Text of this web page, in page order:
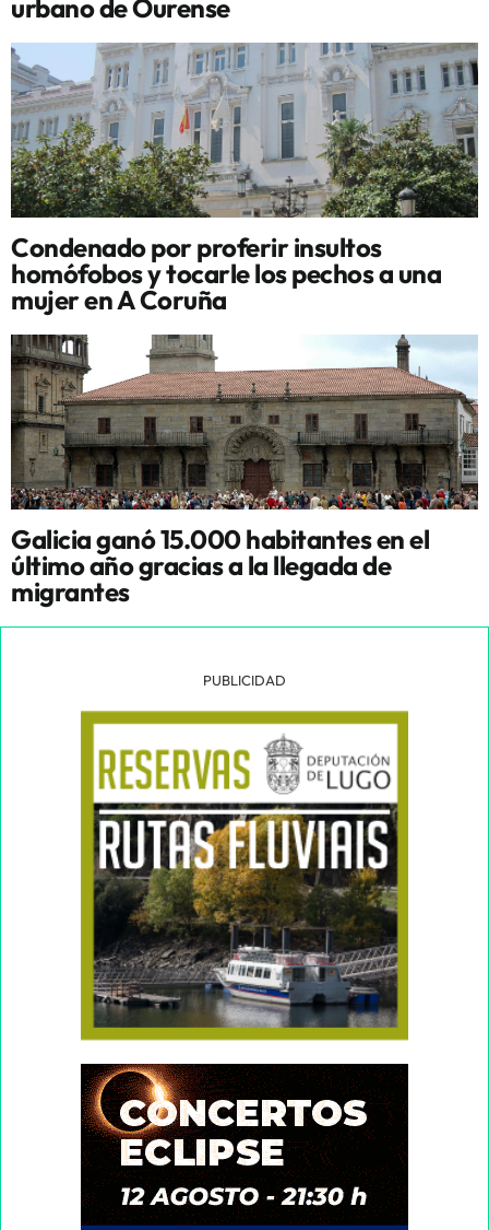
urbano de Ourense
Condenado por proferir insultos
homófobos y tocarle los pechos a una
mujer en A Coruña
Galicia ganó 15.000 habitantes en el
último año gracias a la llegada de
migrantes
PUBLICIDAD